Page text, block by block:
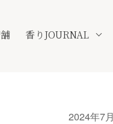
香りJOURNAL
2024年7